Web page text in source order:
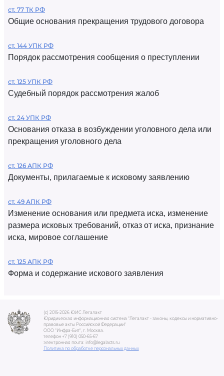
ст. 77 ТК РФ
Общие основания прекращения трудового договора
ст. 144 УПК РФ
Порядок рассмотрения сообщения о преступлении
ст. 125 УПК РФ
Судебный порядок рассмотрения жалоб
ст. 24 УПК РФ
Основания отказа в возбуждении уголовного дела или
прекращения уголовного дела
ст. 126 АПК РФ
Документы, прилагаемые к исковому заявлению
ст. 49 АПК РФ
Изменение основания или предмета иска, изменение
размера исковых требований, отказ от иска, признание
иска, мировое соглашение
ст. 125 АПК РФ
Форма и содержание искового заявления
(c) 2015-2026 ЮИС Легалакт
Юридическая информационная система "Легалакт - законы, кодексы и нормативно-
правовые акты Российской Федерации"
ООО "Инфра-Бит", г. Москва.
телефон +7 (910) 050-65-67
электронная почта: info@legalacts.ru
Политика по обработке персональных данных